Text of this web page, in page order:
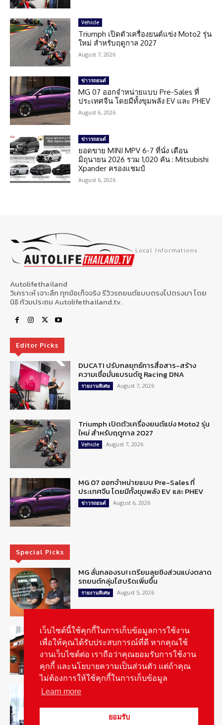
Vehicle
Triumph เปิดตัวเครื่องยนต์แข่ง Moto2 รุ่น
ใหม่ สำหรับฤดูกาล 2027
August 7, 2026
ข่าวรถยนต์
MG 07 ออกจำหน่ายแบบ Pre-Sales ที่
ประเทศจีน โดยมีทั้งขุมพลัง EV และ PHEV
August 6, 2026
ข่าวรถยนต์
ยอดขาย MINI MPV 6-7 ที่นั่ง เดือน
มิถุนายน 2026 รวม 1,020 คัน : Mitsubishi
Xpander ครองแชมป์
August 6, 2026
Local Informations
Autolifethailand
วิเคราะห์ เจาะลึก ทุกข้อเท็จจริง รีวิวรถยนต์แบบตรงไปตรงมา โดย
นิธิ ท้วมประถม Autolifethailand.tv.
Editor Picks
DUCATI ปรับกลยุทธ์การสื่อสาร-สร้าง
ความเชื่อมั่นแบรนด์ชู Racing DNA
รายงานพิเศษ August 7, 2026
Triumph เปิดตัวเครื่องยนต์แข่ง Moto2 รุ่น
ใหม่ สำหรับฤดูกาล 2027
Vehicle August 7, 2026
MG 07 ออกจำหน่ายแบบ Pre-Sales ที่
ประเทศจีน โดยมีทั้งขุมพลัง EV และ PHEV
ข่าวรถยนต์ August 6, 2026
Special Picks
MG ลั่นกลองรบ! เตรียมลุยชิงส่วนแบ่งตลาด
รถยนต์กลุ่มไฮบริดเพิ่มขึ้น
รายงานพิเศษ August 5, 2026
รู้จัก “MG IM Privilege” สิทธิพิเศษสำหรับ
ลูกค้าพรีเมี่ยมของแบรนด์เอ็มจี
สกู๊ปพิเศษ August 5, 2026
สัมภาษณ์ประธานไทยฮอนด้าคนใหม่กับ
ภารกิจปั้นตลาดมอเตอร์ไซค์ไฟฟ้า
รายงานพิเศษ August 4, 2026
เว็บไซต์นี้ใช้คุกกี้ในการเก็บข้อมูลการใช้งาน
เพื่อให้คุณได้รับประสบการณ์ที่ดี หากคุณใช้
งานเว็บไซต์ต่อ เราถือว่าคุณยอมรับการใช้งาน
คุกกี้ และนโยบายความเป็นส่วนตัว แต่ถ้าคุณ
ไม่ต้องการให้ใช้คุกกี้ในการเก็บข้อมูล
Learn more
ยอมรับ